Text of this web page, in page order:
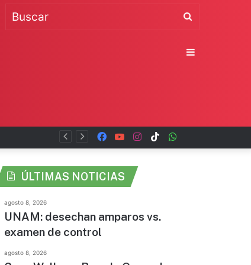
TikTok
Instagram
YouTube
Facebook
Buscar
Switch
Sidebar
ÚLTIMAS NOTICIAS
agosto 8, 2026
UNAM: desechan amparos vs.
examen de control
agosto 8, 2026